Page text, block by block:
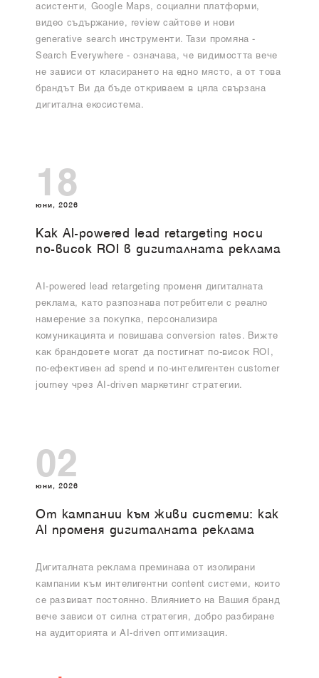
асистенти, Google Maps, социални платформи,
видео съдържание, review сайтове и нови
generative search инструменти. Тази промяна -
Search Everywhere - означава, че видимостта вече
не зависи от класирането на едно място, а от това
брандът Ви да бъде откриваем в цяла свързана
дигитална екосистема.
18
юни, 2026
Как AI-powered lead retargeting носи
по-висок ROI в дигиталната реклама
AI-powered lead retargeting променя дигиталната
реклама, като разпознава потребители с реално
намерение за покупка, персонализира
комуникацията и повишава conversion rates. Вижте
как брандовете могат да постигнат по-висок ROI,
по-ефективен ad spend и по-интелигентен customer
journey чрез AI-driven маркетинг стратегии.
02
юни, 2026
От кампании към живи системи: как
AI променя дигиталната реклама
Дигиталната реклама преминава от изолирани
кампании към интелигентни content системи, които
се развиват постоянно. Влиянието на Вашия бранд
вече зависи от силна стратегия, добро разбиране
на аудиторията и AI-driven оптимизация.